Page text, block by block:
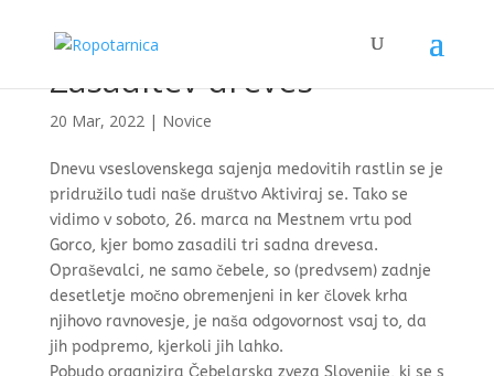
Zasaditev dreves
20 Mar, 2022| Novice
Dnevu vseslovenskega sajenja medovitih rastlin se je
pridružilo tudi naše društvo Aktiviraj se. Tako se
vidimo v soboto, 26. marca na Mestnem vrtu pod
Gorco, kjer bomo zasadili tri sadna drevesa.
Opraševalci, ne samo čebele, so (predvsem) zadnje
desetletje močno obremenjeni in ker človek krha
njihovo ravnovesje, je naša odgovornost vsaj to, da
jih podpremo, kjerkoli jih lahko.
Pobudo organizira Čebelarska zveza Slovenije, ki se s